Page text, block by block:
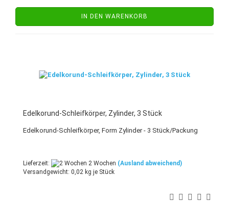
IN DEN WARENKORB
Edelkorund-Schleifkörper, Zylinder, 3 Stück
Edelkorund-Schleifkörper, Form Zylinder - 3 Stück/Packung
Lieferzeit: 2 Wochen (Ausland abweichend)
Versandgewicht: 0,02 kg je Stück